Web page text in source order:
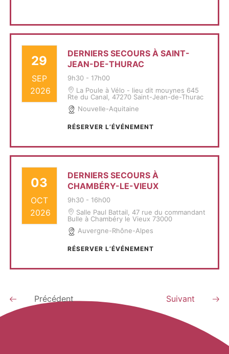
29
SEP
2026
DERNIERS SECOURS À SAINT-
JEAN-DE-THURAC
9h30- 17h00
La Poule à Vélo - lieu dit mouynes 645
Rte du Canal, 47270 Saint-Jean-de-Thurac
Nouvelle-Aquitaine
RÉSERVER L’ÉVÉNEMENT
03
OCT
2026
DERNIERS SECOURS À
CHAMBÉRY-LE-VIEUX
9h30- 16h00
Salle Paul Battail, 47 rue du commandant
Bulle à Chambéry le Vieux 73000
Auvergne-Rhône-Alpes
RÉSERVER L’ÉVÉNEMENT
Précédent Suivant